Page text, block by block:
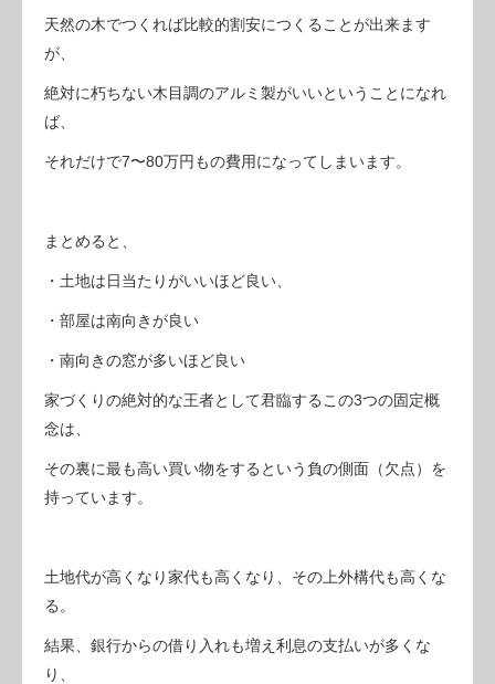
天然の木でつくれば比較的割安につくることが出来ます
が、
絶対に朽ちない木目調のアルミ製がいいということになれ
ば、
それだけで7〜80万円もの費用になってしまいます。
まとめると、
・土地は日当たりがいいほど良い、
・部屋は南向きが良い
・南向きの窓が多いほど良い
家づくりの絶対的な王者として君臨するこの3つの固定概
念は、
その裏に最も高い買い物をするという負の側面（欠点）を
持っています。
土地代が高くなり家代も高くなり、その上外構代も高くな
る。
結果、銀行からの借り入れも増え利息の支払いが多くな
り、